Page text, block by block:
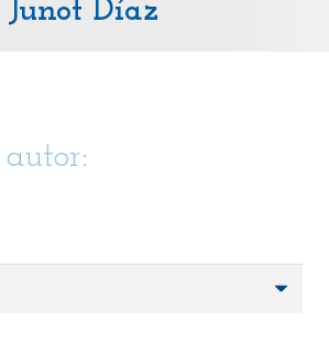
Junot Díaz